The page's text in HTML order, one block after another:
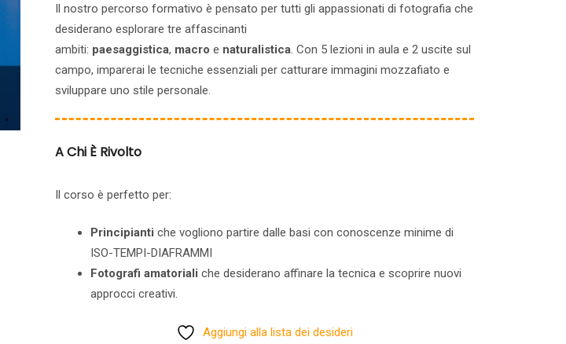
Il nostro percorso formativo è pensato per tutti gli appassionati di fotografia che
desiderano esplorare tre affascinanti
ambiti: paesaggistica, macro e naturalistica. Con 5 lezioni in aula e 2 uscite sul
campo, imparerai le tecniche essenziali per catturare immagini mozzafiato e
sviluppare uno stile personale.
A Chi È Rivolto
Il corso è perfetto per:
Principianti che vogliono partire dalle basi con conoscenze minime di
ISO-TEMPI-DIAFRAMMI
Fotografi amatoriali che desiderano affinare la tecnica e scoprire nuovi
approcci creativi.
Aggiungi alla lista dei desideri